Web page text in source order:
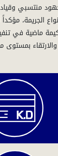
منتسبي
الجريمة،
ماضية في
بمستوى